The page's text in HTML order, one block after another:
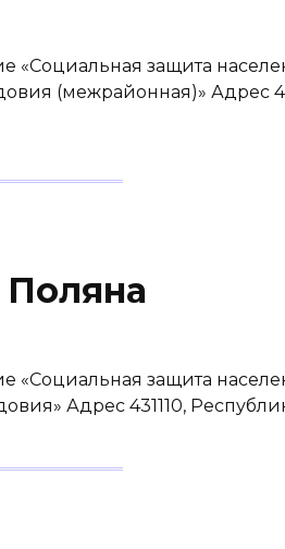
«Социальная защита
(межрайонная)» Адрес
«Социальная защита
Адрес 431110,